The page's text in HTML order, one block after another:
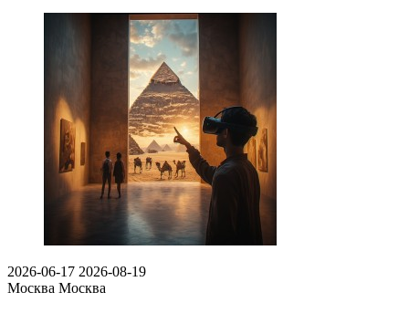
2026-06-17 2026-08-19
Москва Москва